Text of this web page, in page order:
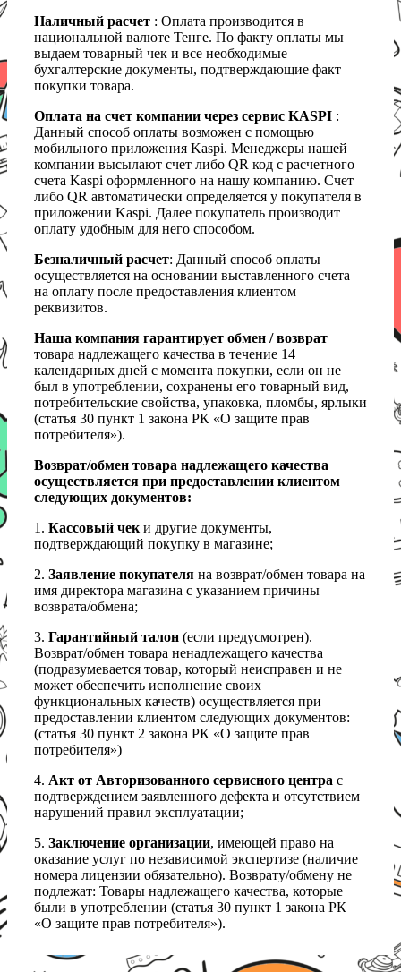
Наличный расчет : Оплата производится в
национальной валюте Тенге. По факту оплаты мы
выдаем товарный чек и все необходимые
бухгалтерские документы, подтверждающие факт
покупки товара.
Оплата на счет компании через сервис KASPI :
Данный способ оплаты возможен с помощью
мобильного приложения Kaspi. Менеджеры нашей
компании высылают счет либо QR код с расчетного
счета Kaspi оформленного на нашу компанию. Счет
либо QR автоматически определяется у покупателя в
приложении Kaspi. Далее покупатель производит
оплату удобным для него способом.
Безналичный расчет: Данный способ оплаты
осуществляется на основании выставленного счета
на оплату после предоставления клиентом
реквизитов.
Наша компания гарантирует обмен / возврат
товара надлежащего качества в течение 14
календарных дней с момента покупки, если он не
был в употреблении, сохранены его товарный вид,
потребительские свойства, упаковка, пломбы, ярлыки
(статья 30 пункт 1 закона РК «О защите прав
потребителя»).
Возврат/обмен товара надлежащего качества
осуществляется при предоставлении клиентом
следующих документов:
1. Кассовый чеки другие документы,
подтверждающий покупку в магазине;
2. Заявление покупателя на возврат/обмен товара на
имя директора магазина с указанием причины
возврата/обмена;
3. Гарантийный талон (если предусмотрен).
Возврат/обмен товара ненадлежащего качества
(подразумевается товар, который неисправен и не
может обеспечить исполнение своих
функциональных качеств) осуществляется при
предоставлении клиентом следующих документов:
(статья 30 пункт 2 закона РК «О защите прав
потребителя»)
4. Акт от Авторизованного сервисного центра с
подтверждением заявленного дефекта и отсутствием
нарушений правил эксплуатации;
5. Заключение организации, имеющей право на
оказание услуг по независимой экспертизе (наличие
номера лицензии обязательно). Возврату/обмену не
подлежат: Товары надлежащего качества, которые
были в употреблении (статья 30 пункт 1 закона РК
«О защите прав потребителя»).